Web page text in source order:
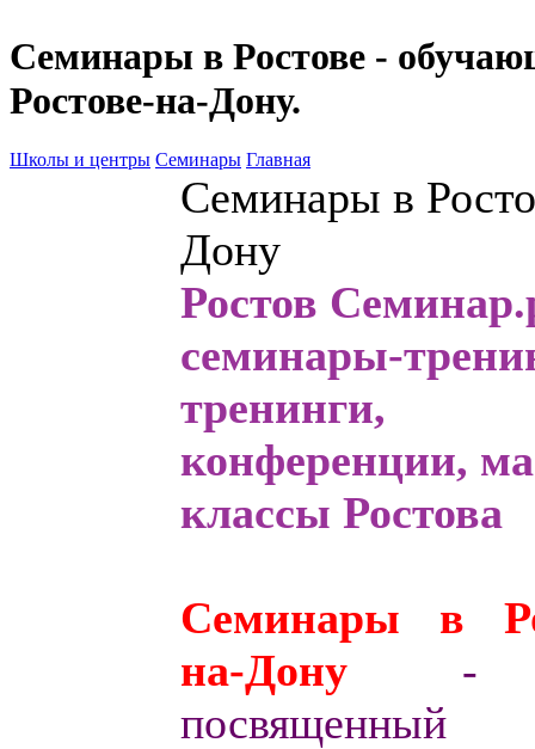
Семинары в Ростове -
Ростове-на-Дону.
Школы и центры Семинары Главная
Семинары в
Дону
Ростов
семинары-
тренинги,
конференции,
классы Ростова
Семинары в
на-Дону
-
посвященный